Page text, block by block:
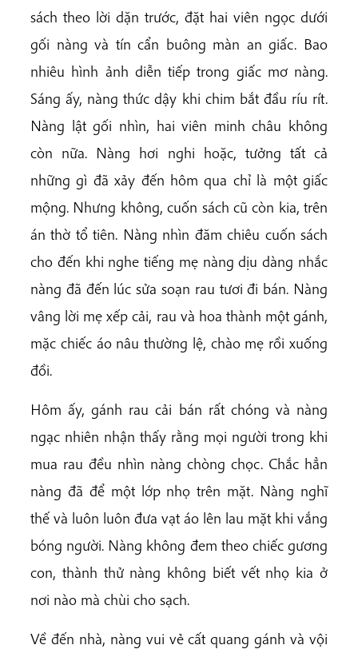
sách theo lời dặn trước, đặt hai viên ngọc dưới
gối nàng và tín cẩn buông màn an giấc. Bao
nhiêu hình ảnh diễn tiếp trong giấc mơ nàng.
Sáng ấy, nàng thức dậy khi chim bắt đầu ríu rít.
Nàng lật gối nhìn, hai viên minh châu không
còn nữa. Nàng hơi nghi hoặc, tưởng tất cả
những gì đã xảy đến hôm qua chỉ là một giấc
mộng. Nhưng không, cuốn sách cũ còn kia, trên
án thờ tổ tiên. Nàng nhìn đăm chiêu cuốn sách
cho đến khi nghe tiếng mẹ nàng dịu dàng nhắc
nàng đã đến lúc sửa soạn rau tươi đi bán. Nàng
vâng lời mẹ xếp cải, rau và hoa thành một gánh,
mặc chiếc áo nâu thường lệ, chào mẹ rồi xuống
đồi.
Hôm ấy, gánh rau cải bán rất chóng và nàng
ngạc nhiên nhận thấy rằng mọi người trong khi
mua rau đều nhìn nàng chòng chọc. Chắc hẳn
nàng đã để một lớp nhọ trên mặt. Nàng nghĩ
thế và luôn luôn đưa vạt áo lên lau mặt khi vắng
bóng người. Nàng không đem theo chiếc gương
con, thành thử nàng không biết vết nhọ kia ở
nơi nào mà chùi cho sạch.
Về đến nhà, nàng vui vẻ cất quang gánh và vội